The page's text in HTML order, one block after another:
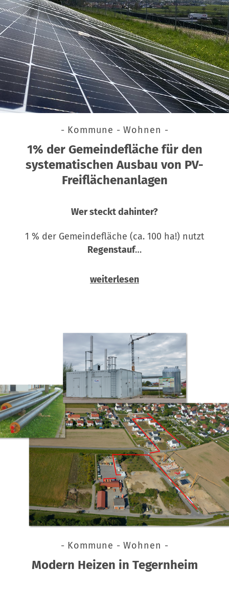
- Kommune - Wohnen -
1% der Gemeindefläche für den
systematischen Ausbau von PV-
Freiflächenanlagen
Wer steckt dahinter?
1 % der Gemeindefläche (ca. 100 ha!) nutzt
Regenstauf…
weiterlesen
- Kommune - Wohnen -
Modern Heizen in Tegernheim